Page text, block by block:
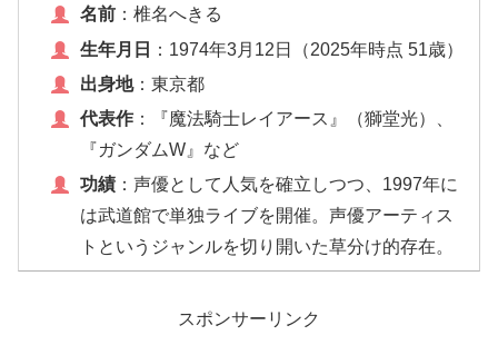
名前：椎名へきる
生年月日
：1974年3月12日（2025年時点 51歳）
出身地：東京都
代表作：『魔法騎士レイアース』（獅堂光）、
『ガンダムW』など
功績：声優として人気を確立しつつ、1997年に
は武道館で単独ライブを開催。声優アーティス
トというジャンルを切り開いた草分け的存在。
スポンサーリンク